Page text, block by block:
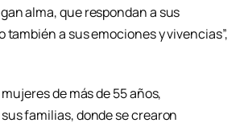
alma, que respondan a sus
también a sus emociones y vivencias”,
de más de 55 años,
familias, donde se crearon